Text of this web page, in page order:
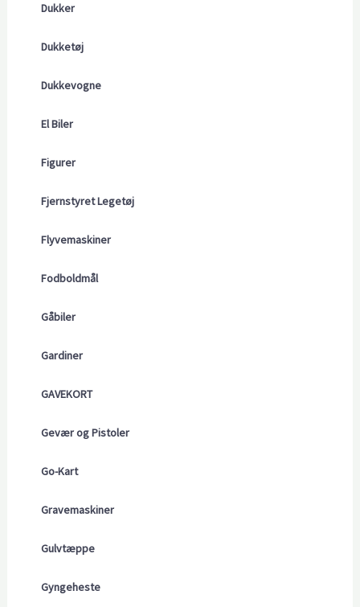
Dukker
Dukketøj
Dukkevogne
El Biler
Figurer
Fjernstyret Legetøj
Flyvemaskiner
Fodboldmål
Gåbiler
Gardiner
GAVEKORT
Gevær og Pistoler
Go-Kart
Gravemaskiner
Gulvtæppe
Gyngeheste